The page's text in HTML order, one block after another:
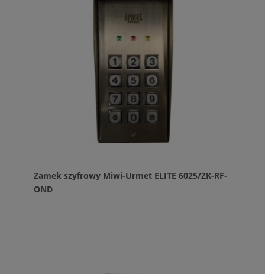
Zamek szyfrowy Miwi-Urmet ELITE 6025/ZK-RF-
OND